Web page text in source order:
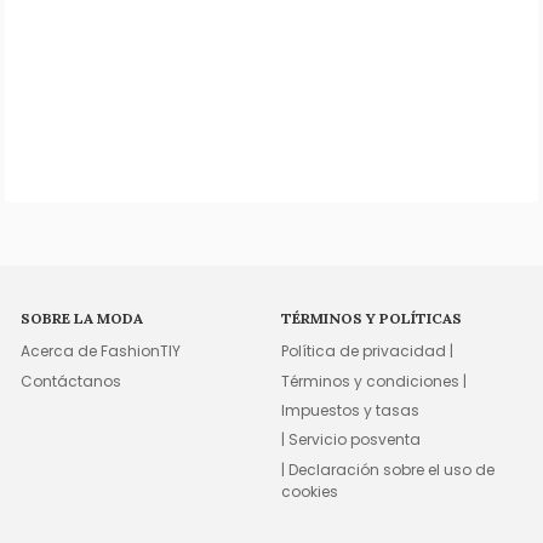
SOBRE LA MODA
Acerca de FashionTIY
Contáctanos
TÉRMINOS Y POLÍTICAS
Política de privacidad |
Términos y condiciones |
Impuestos y tasas
| Servicio posventa
| Declaración sobre el uso de
cookies